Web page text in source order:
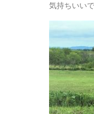
気持ちいい